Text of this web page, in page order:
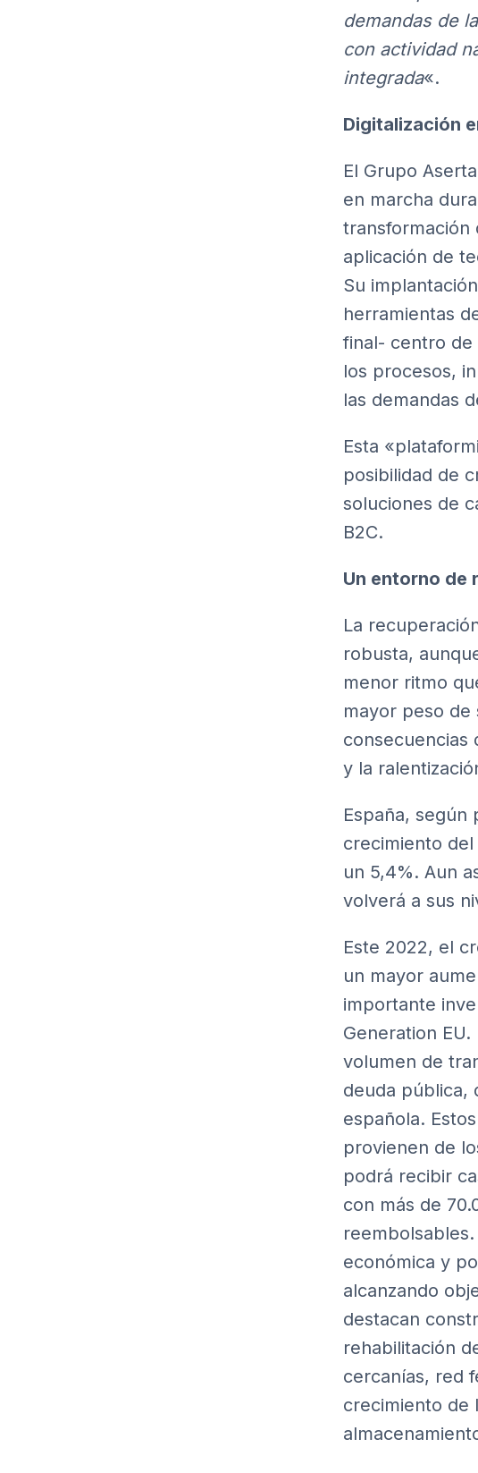
demandas de
con actividad
integrada«.
Digitalización
El Grupo
en marcha
transformación
aplicación de
Su
herramientas
final- centro de
los procesos,
las demandas
Esta
posibilidad de
soluciones de
B2C.
Un entorno de
La
robusta,
menor ritmo
mayor peso de
consecuencias
y la
España, según
crecimiento del
un 5,4%. Aun
volverá a sus
Este 2022, el
un mayor
importante
Generation
volumen de
deuda pública,
española.
provienen de
podrá recibir
con más de
económica y
alcanzando
destacan
rehabilitación
cercanías, red
crecimiento de